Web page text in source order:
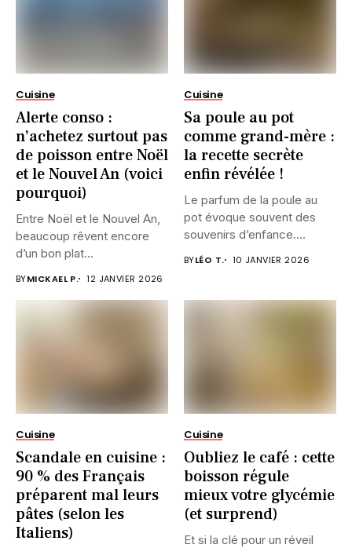
Cuisine
Alerte conso :
n’achetez surtout pas
de poisson entre Noël
et le Nouvel An (voici
pourquoi)
Entre Noël et le Nouvel An,
beaucoup rêvent encore
d’un bon plat...
BYMICKAEL P. 12 JANVIER 2026
Cuisine
Sa poule au pot
comme grand-mère :
la recette secrète
enfin révélée !
Le parfum de la poule au
pot évoque souvent des
souvenirs d’enfance....
BYLÉO T. 10 JANVIER 2026
Cuisine
Scandale en cuisine :
90 % des Français
préparent mal leurs
pâtes (selon les
Italiens)
Cuisine
Oubliez le café : cette
boisson régule
mieux votre glycémie
(et surprend)
Et si la clé pour un réveil